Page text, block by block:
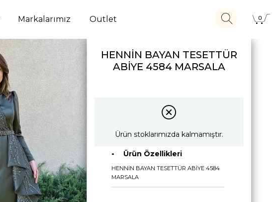
Markalarımız Outlet 0
HENNİN BAYAN TESETTÜR
ABİYE 4584 MARSALA
Ürün stoklarımızda kalmamıştır.
Ürün Özellikleri
HENNİN BAYAN TESETTÜR ABİYE 4584
MARSALA